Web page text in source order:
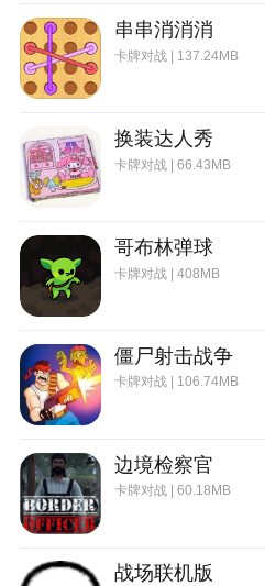
串串消消消
卡牌对战 | 137.24MB
换装达人秀
卡牌对战 | 66.43MB
哥布林弹球
卡牌对战 | 408MB
僵尸射击战争
卡牌对战 | 106.74MB
边境检察官
卡牌对战 | 60.18MB
战场联机版